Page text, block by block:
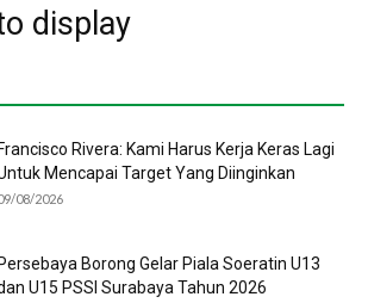
display
Francisco Rivera: Kami Harus Kerja Keras Lagi
Mencapai Target Yang Diinginkan
08/2026
Persebaya Borong Gelar Piala Soeratin U13
U15 PSSI Surabaya Tahun 2026